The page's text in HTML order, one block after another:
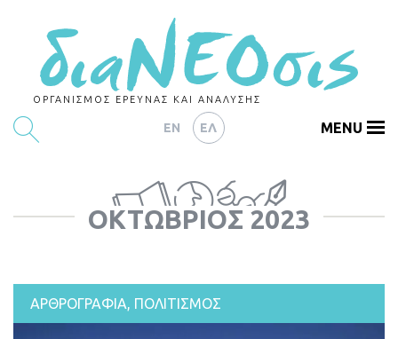
ΟΡΓΑΝΙΣΜΟΣ ΕΡΕΥΝΑΣ ΚΑΙ ΑΝΑΛΥΣΗΣ
EN ΕΛ
ΕΡΕΥΝΕΣ
ΑΡΘΡΟΓΡΑΦΙΑ
ΔΕΙΚΤΕΣ
MENU
ΟΚΤΏΒΡΙΟΣ 2023
ΑΡΘΡΟΓΡΑΦΙΑ, ΠΟΛΙΤΙΣΜΟΣ